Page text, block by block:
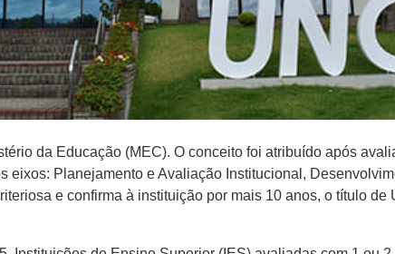
da Educação (MEC). O conceito foi atribuído após
eixos: Planejamento e Avaliação Institucional,
e confirma à instituição por mais 10 anos, o título